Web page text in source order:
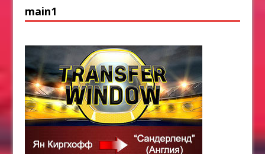
main1